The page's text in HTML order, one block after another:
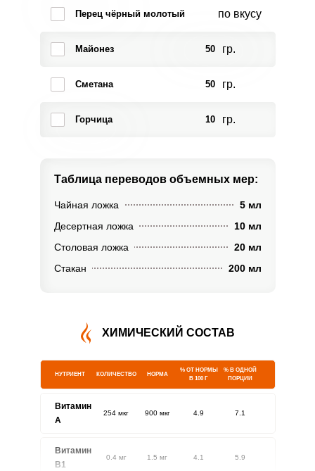
Перец чёрный молотый по вкусу
Майонез 50 гр.
Сметана 50 гр.
Горчица 10 гр.
Таблица переводов объемных мер:
Чайная ложка
5 мл
Десертная ложка
10 мл
Столовая ложка
20 мл
Стакан
200 мл
ХИМИЧЕСКИЙ СОСТАВ
НУТРИЕНТ КОЛИЧЕСТВО НОРМА
% ОТ НОРМЫ
В 100 Г
% В ОДНОЙ
ПОРЦИИ
Витамин
A
254 мкг 900 мкг 4.9 7.1
Витамин
В1
0.4 мг 1.5 мг 4.1 5.9